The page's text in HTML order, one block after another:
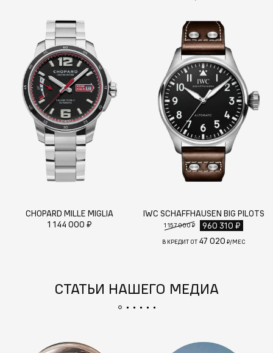
CHOPARD MILLE MIGLIA
1 144 000 ₽
IWC SCHAFFHAUSEN BIG PILOTS
1 157 000 ₽ 960 310 ₽
В КРЕДИТ ОТ 47 020 ₽/МЕС
СТАТЬИ НАШЕГО МЕДИА